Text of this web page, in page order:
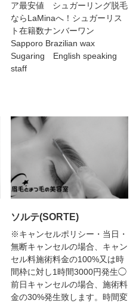
ア最安値 シュガーリング脱毛
ならLaMinaへ！シュガーリス
ト在籍数ナンバーワン
Sapporo Brazilian wax
Sugaring English speaking
staff
ソルテ(SORTE)
※キャンセルポリシー・当日・
無断キャンセルの場合、キャン
セル料施術料金の100%又は時
間枠に対し1時間3000円発生◯
前日キャンセルの場合、施術料
金の30%発生致します。時間変